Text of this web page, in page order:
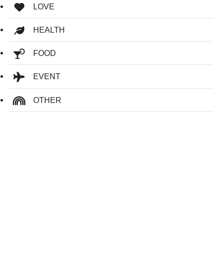
LOVE
HEALTH
FOOD
EVENT
OTHER